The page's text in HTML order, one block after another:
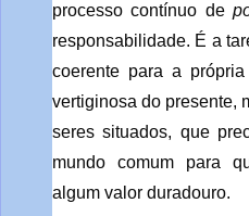
processo contínuo de
responsabilidade. É a
coerente para a
vertiginosa do presente,
seres situados, que
mundo comum para
algum valor duradouro.